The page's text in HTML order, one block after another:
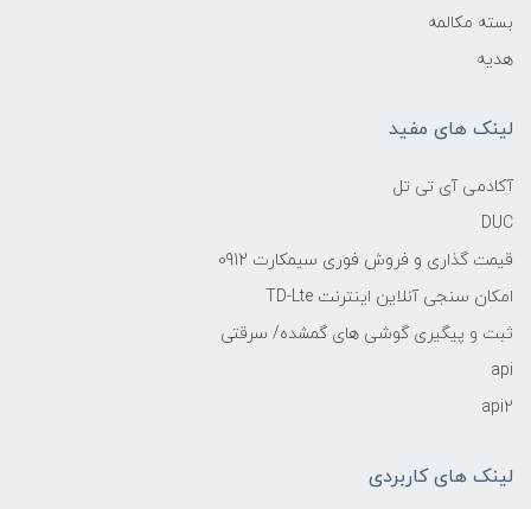
بسته مکالمه
هدیه
لینک های مفید
آکادمی آی تی تل
DUC
قیمت گذاری و فروش فوری سیمکارت 0912
امکان سنجی آنلاین اینترنت TD-Lte
ثبت و پیگیری گوشی های گمشده/ سرقتی
api
api2
لینک های کاربردی